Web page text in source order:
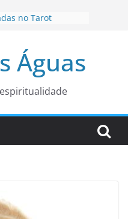
no Tarot
no Tarot
Águas